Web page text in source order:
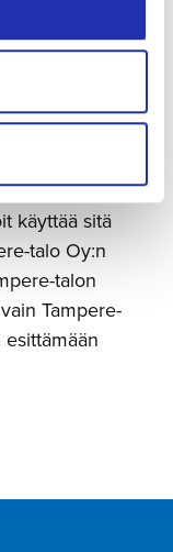
on voimassa
käyttää sitä
talo Oy:n
talon
Tampere-